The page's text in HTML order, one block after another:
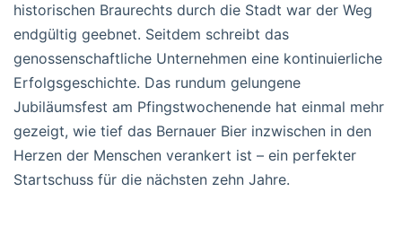
historischen Braurechts durch die Stadt war der Weg
endgültig geebnet. Seitdem schreibt das
genossenschaftliche Unternehmen eine kontinuierliche
Erfolgsgeschichte. Das rundum gelungene
Jubiläumsfest am Pfingstwochenende hat einmal mehr
gezeigt, wie tief das Bernauer Bier inzwischen in den
Herzen der Menschen verankert ist – ein perfekter
Startschuss für die nächsten zehn Jahre.